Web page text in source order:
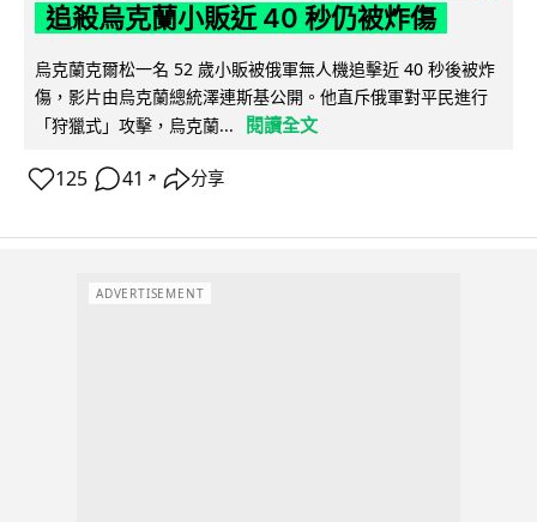
追殺烏克蘭小販近 40 秒仍被炸傷
烏克蘭克爾松一名 52 歲小販被俄軍無人機追擊近 40 秒後被炸
傷，影片由烏克蘭總統澤連斯基公開。他直斥俄軍對平民進行
「狩獵式」攻擊，烏克蘭...
閱讀全文
125 41 ↗ 分享
ADVERTISEMENT